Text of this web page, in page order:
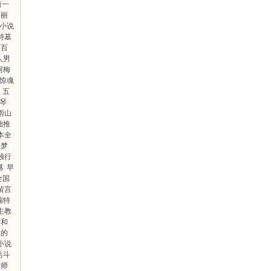
一
小说
墓
百
男
梅
惊魂
五
琴
山
推
全
行
早
国
言
特
教
说
斗